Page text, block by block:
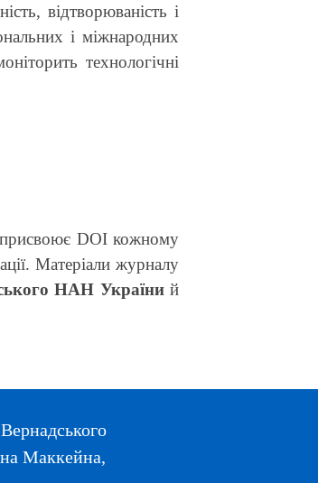
відтворюваність і
і міжнародних
технологічні
присвоює DOI кожному
Матеріали журналу
НАН Україний
Маккейна,